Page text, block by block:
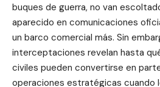
buques de guerra, no van
aparecido en comunicaciones
un barco comercial más. Sin
interceptaciones revelan hasta
civiles pueden convertirse en
operaciones estratégicas cuando